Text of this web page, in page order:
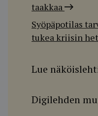
taakkaa
Syöpäpotilas
tukea kriisin
Lue
Digilehden